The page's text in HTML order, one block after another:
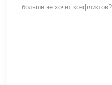
больше не хочет конфликтов?